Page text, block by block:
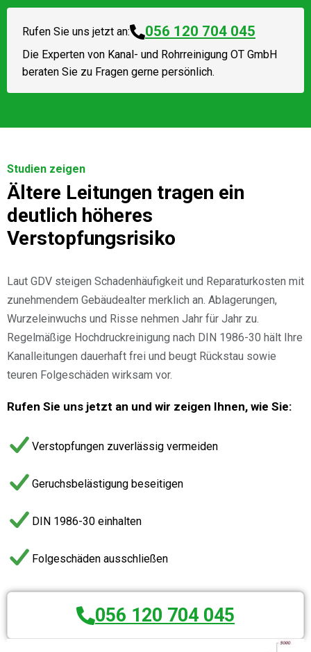
Rufen Sie uns jetzt an: 056 120 704 045
Die Experten von Kanal- und Rohrreinigung OT GmbH
beraten Sie zu Fragen gerne persönlich.
Studien zeigen
Ältere Leitungen tragen ein
deutlich höheres
Verstopfungsrisiko
Laut GDV steigen Schadenhäufigkeit und Reparaturkosten mit
zunehmendem Gebäudealter merklich an. Ablagerungen,
Wurzeleinwuchs und Risse nehmen Jahr für Jahr zu.
Regelmäßige Hochdruckreinigung nach DIN 1986-30 hält Ihre
Kanalleitungen dauerhaft frei und beugt Rückstau sowie
teuren Folgeschäden wirksam vor.
Rufen Sie uns jetzt an und wir zeigen Ihnen, wie Sie:
Verstopfungen zuverlässig vermeiden
Geruchsbelästigung beseitigen
DIN 1986-30 einhalten
Folgeschäden ausschließen
056 120 704 045